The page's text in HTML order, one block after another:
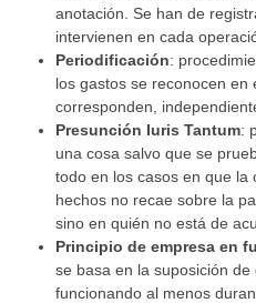
anotación. Se han de
intervienen en cada
Periodificación:
los gastos se reconocen en
corresponden,
Presunción Iuris Tantum:
una cosa salvo que se
todo en los casos en que la
hechos no recae sobre la
sino en quién no está de
Principio de empresa en
se basa en la suposición
funcionando al menos